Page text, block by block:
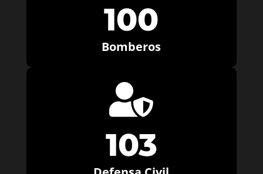
100
Bomberos

103